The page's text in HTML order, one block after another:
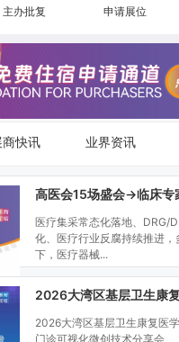
主办批复 申请展位
商快讯 业界资讯
医疗集采常态化落地、DRG/
化、医疗行业反腐持续推进，
下，医疗器械...
2026大湾区基层卫生康复医
门诊可视化微创技术分享会